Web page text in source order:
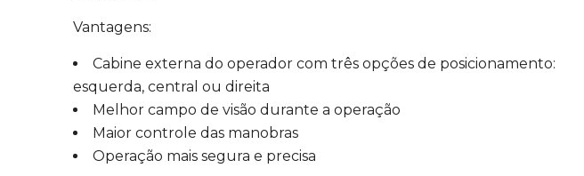
Vantagens:
Cabine externa do operador com três opções de posicionamento:
esquerda, central ou direita
Melhor campo de visão durante a operação
Maior controle das manobras
Operação mais segura e precisa